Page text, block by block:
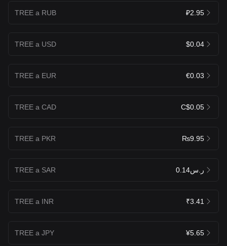
TREE a RUB ₽2.95
TREE a USD $0.04
TREE a EUR €0.03
TREE a CAD C$0.05
TREE a PKR ₨9.95
TREE a SAR ر.س0.14
TREE a INR ₹3.41
TREE a JPY ¥5.65